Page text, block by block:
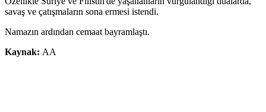
savaş ve çatışmaların sona ermesi istendi.
Namazın ardından cemaat bayramlaştı.
Kaynak: AA